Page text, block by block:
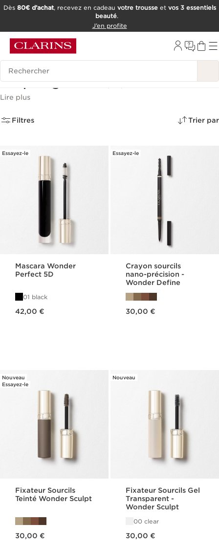
OUTIL D'ACCESSIBILITÉ
Dès 80€ d’achat, recevez en cadeau votre trousseet vos 3 essentiels
beauté.
J’en profite
Historique des recherches
Maquillage Yeux (26)
Lire plus
Filtres Trier par
Essayez-le
Mascara Wonder
Perfect 5D
01 black
42,00 €
Essayez-le
Crayon sourcils
nano-précision -
Wonder Define
30,00 €
Nouveau
Essayez-le
Fixateur Sourcils
Teinté Wonder Sculpt
30,00 €
Nouveau
Fixateur Sourcils Gel
Transparent -
Wonder Sculpt
00 clear
30,00 €